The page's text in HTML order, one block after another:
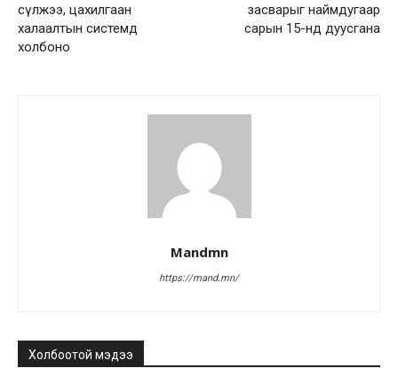
сүлжээ, цахилгаан
халаалтын системд
холбоно
засварыг наймдугаар
сарын 15-нд дуусгана
Mandmn
https://mand.mn/
Холбоотой мэдээ